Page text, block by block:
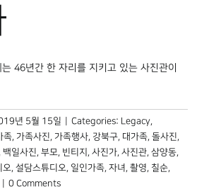
46년간 한 자리를 지키고 있는 사진관이
년 5월 15일 Categories: Legacy,
족, 가족사진, 가족행사, 강북구, 대가족, 돌사진,
, 백일사진, 부모, 빈티지 , 사진가, 사진관, 삼양동,
오, 설담스튜디오, 일인가족, 자녀 , 촬영, 칠순,
0 Comments